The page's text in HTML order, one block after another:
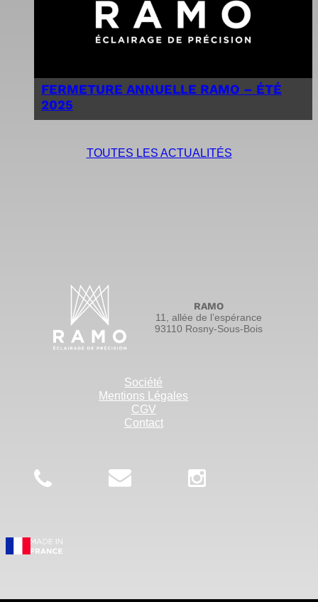
FERMETURE ANNUELLE RAMO – ÉTÉ
2025
TOUTES LES ACTUALITÉS
RAMO
11, allée de l’espérance
93110 Rosny-Sous-Bois
Société
Mentions Légales
CGV
Contact